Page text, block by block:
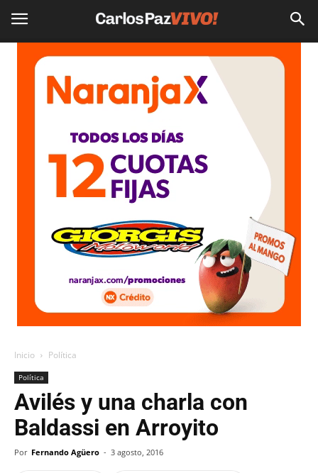
Inicio Política
Política
Avilés y una charla con
Baldassi en Arroyito
Por Fernando Agüero - 3 agosto, 2016